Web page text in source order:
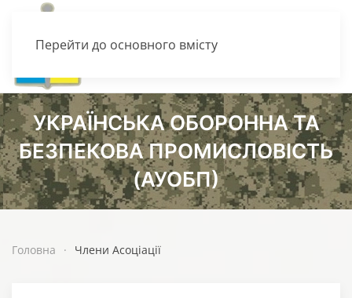
Перейти до основного вмісту
УКРАЇНСЬКА ОБОРОННА ТА
БЕЗПЕКОВА ПРОМИСЛОВІСТЬ
(АУОБП)
Головна Члени Асоціації